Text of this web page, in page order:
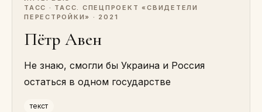
ТАСС · ТАСС. СПЕЦПРОЕКТ «СВИДЕТЕЛИ
ПЕРЕСТРОЙКИ» · 2021
Пётр Авен
Не знаю, смогли бы Украина и Россия
остаться в одном государстве
текст